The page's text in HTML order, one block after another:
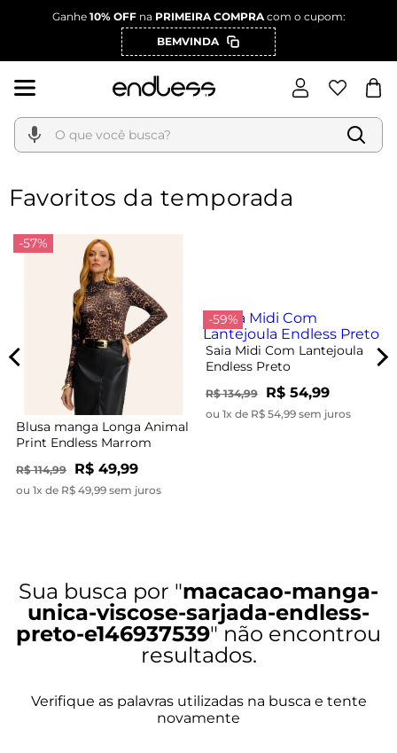
Ganhe 10% OFFna PRIMEIRA COMPRAcom o cupom:
BEMVINDA
O que você busca?
Favoritos da temporada
-57%
Blusa manga Longa Animal
Print Endless Marrom
R$ 114,99 R$ 49,99
ou 1x de R$ 49,99 sem juros
-59%
Saia Midi Com Lantejoula
Endless Preto
R$ 134,99 R$ 54,99
ou 1x de R$ 54,99 sem juros
macacao-manga-
unica-viscose-sarjada-endless-
preto-e146937539